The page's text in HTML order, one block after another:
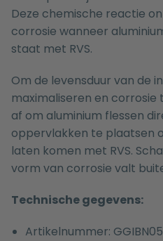
Deze chemische reactie
corrosie wanneer
staat met RVS.
Om de levensduur van de
maximaliseren en corrosie
af om aluminium flessen
oppervlakken te plaatsen
laten komen met RVS.
vorm van corrosie valt
Technische gegevens:
Artikelnummer: GGIBN05